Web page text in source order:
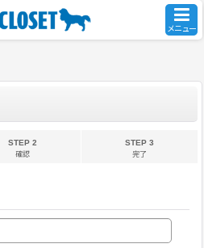
メニュー
STEP 2
確認
STEP 3
完了